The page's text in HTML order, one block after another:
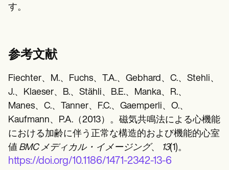
す。
参考文献
Fiechter、M.、Fuchs、T.A.、Gebhard、C.、Stehli、
J.、Klaeser、B.、Stähli、B.E.、Manka、R.、
Manes、C.、Tanner、F.C.、Gaemperli、O.、
Kaufmann、P.A.（2013）。磁気共鳴法による心機能
における加齢に伴う正常な構造的および機能的心室
値 BMC メディカル・イメージング、 13(1)。
https://doi.org/10.1186/1471-2342-13-6